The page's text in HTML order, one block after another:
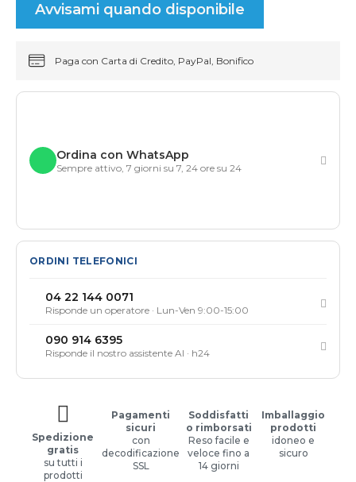
Avvisami quando disponibile
Paga con Carta di Credito, PayPal, Bonifico
Ordina con WhatsApp
Sempre attivo, 7 giorni su 7, 24 ore su 24
ORDINI TELEFONICI
04 22 144 0071
Risponde un operatore · Lun-Ven 9:00-15:00
090 914 6395
Risponde il nostro assistente AI · h24
Spedizione
gratis
su tutti i
prodotti
Pagamenti
sicuri
con
decodificazione
SSL
Soddisfatti
o rimborsati
Reso facile e
veloce fino a
14 giorni
Imballaggio
prodotti
idoneo e
sicuro